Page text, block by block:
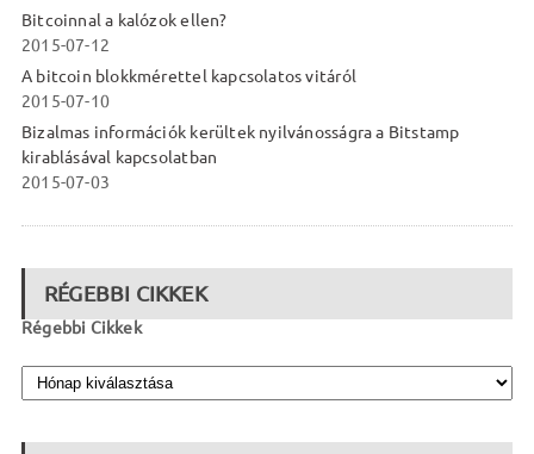
Bitcoinnal a kalózok ellen?
2015-07-12
A bitcoin blokkmérettel kapcsolatos vitáról
2015-07-10
Bizalmas információk kerültek nyilvánosságra a Bitstamp
kirablásával kapcsolatban
2015-07-03
RÉGEBBI CIKKEK
Régebbi Cikkek